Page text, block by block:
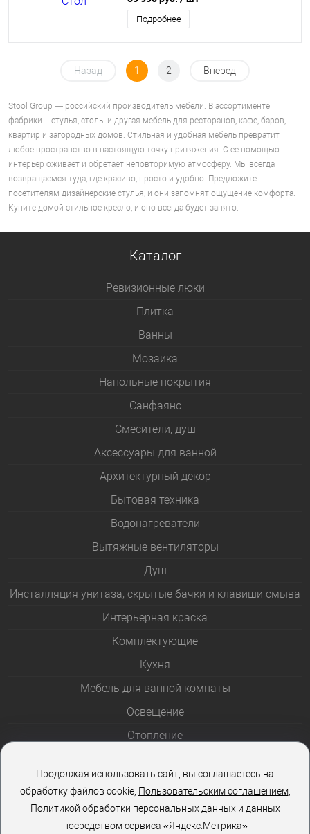
Подробнее
Назад 1 2 Вперед
Stool Group — российский производитель мебели. В ассортименте
фабрики – стулья, столы и другая мебель для ресторанов, кафе, баров,
квартир и загородных домов. Стильная и удобная мебель превратит
любое пространство в настоящую точку притяжения. С ее помощью
интерьер оживает и обретает неповторимую атмосферу. Мы всегда
возвращаемся туда, где красиво, просто и удобно. Предложите
посетителям дизайнерские стулья, и они запомнят ощущение комфорта.
Купите домой стильное кресло, и оно всегда будет занято.
Каталог
Ревизионные люки
Плитка
Bанны
Мозаика
Напольные покрытия
Санфаянс
Смесители, душ
Аксессуары для ванной
Архитектурный декор
Бытовая техника
Водонагреватели
Вытяжные вентиляторы
Душ
Инсталляция унитаза, скрытые бачки и клавиши смыва
Интерьерная краска
Комплектующие
Кухня
Мебель для ванной комнаты
Освещение
Отопление
Розетки и выключатели
Стеклоблоки
Столы и стулья
Продолжая использовать сайт, вы соглашаетесь на
обработку файлов cookie, Пользовательским соглашением,
Политикой обработки персональных данныхи данных
посредством сервиса «Яндекс.Метрика»